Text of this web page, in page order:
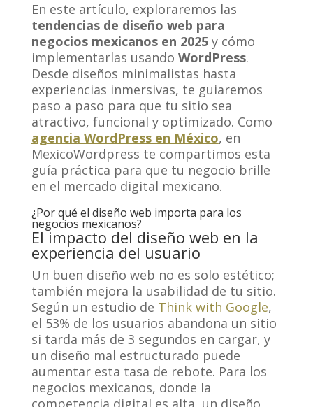
En este artículo, exploraremos las
tendencias de diseño web para
negocios mexicanos en 2025y cómo
implementarlas usando WordPress.
Desde diseños minimalistas hasta
experiencias inmersivas, te guiaremos
paso a paso para que tu sitio sea
atractivo, funcional y optimizado. Como
agencia WordPress en México, en
MexicoWordpress te compartimos esta
guía práctica para que tu negocio brille
en el mercado digital mexicano.
¿Por qué el diseño web importa para los
negocios mexicanos?
El impacto del diseño web en la
experiencia del usuario
Un buen diseño web no es solo estético;
también mejora la usabilidad de tu sitio.
Según un estudio de Think with Google,
el 53% de los usuarios abandona un sitio
si tarda más de 3 segundos en cargar, y
un diseño mal estructurado puede
aumentar esta tasa de rebote. Para los
negocios mexicanos, donde la